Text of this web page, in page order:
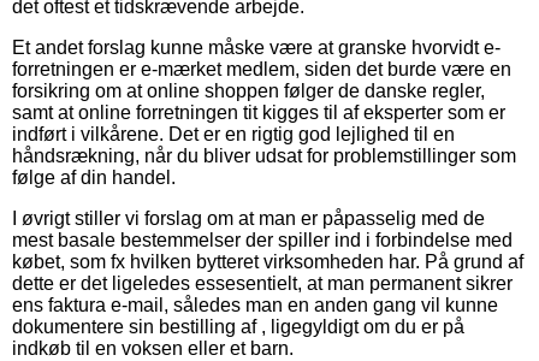
det oftest et tidskrævende arbejde.
Et andet forslag kunne måske være at granske hvorvidt e-
forretningen er e-mærket medlem, siden det burde være en
forsikring om at online shoppen følger de danske regler,
samt at online forretningen tit kigges til af eksperter som er
indført i vilkårene. Det er en rigtig god lejlighed til en
håndsrækning, når du bliver udsat for problemstillinger som
følge af din handel.
I øvrigt stiller vi forslag om at man er påpasselig med de
mest basale bestemmelser der spiller ind i forbindelse med
købet, som fx hvilken bytteret virksomheden har. På grund af
dette er det ligeledes essesentielt, at man permanent sikrer
ens faktura e-mail, således man en anden gang vil kunne
dokumentere sin bestilling af , ligegyldigt om du er på
indkøb til en voksen eller et barn.